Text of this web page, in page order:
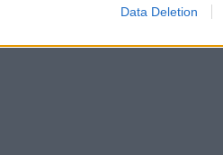
Data Deletion